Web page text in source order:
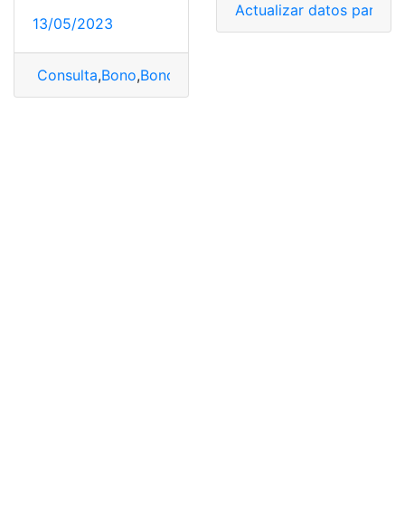
13/05/2023
Consulta,Bono,Bono de Desarrollo Humano
Actualizar datos para